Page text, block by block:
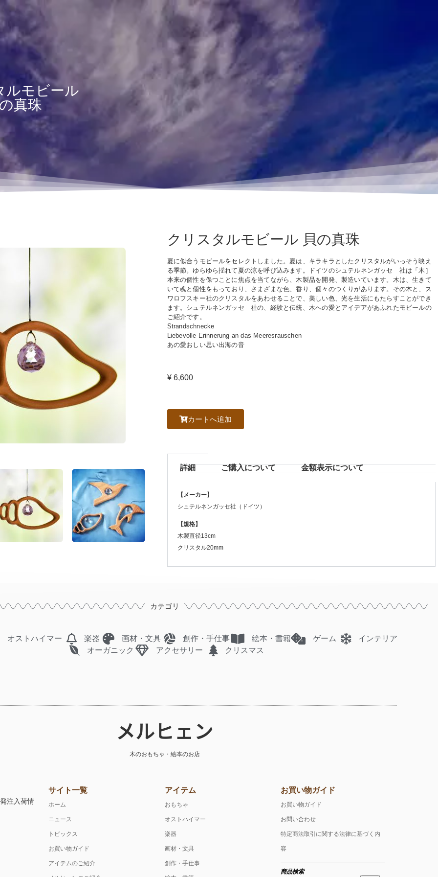
ルモビール
真珠
クリスタルモビール 貝の真珠
夏に似合うモビールをセレクトしました。夏は、キラキラとしたクリスタルがいっそう映え
る季節。ゆらゆら揺れて夏の涼を呼び込みます。ドイツのシュテルネンガッセ 社は「木］
本来の個性を保つことに焦点を当てながら、木製品を開発、製造いています。木は、生きて
いて魂と個性をもっており、さまざまな色、香り、個々のつくりがあります。その木と、ス
ワロフスキー社のクリスタルをあわせることで、美しい色、光を生活にもたらすことができ
ます。シュテルネンガッセ 社の、経験と伝統、木への愛とアイデアがあふれたモビールの
ご紹介です。
Strandschnecke
Liebevolle Erinnerung an das Meeresrauschen
あの愛おしい思い出海の音
¥ 6,600
カートへ追加
詳細 ご購入について ⾦額表⽰について
【メーカー】
シュテルネンガッセ社（ドイツ）
【規格】
木製直径13cm
クリスタル20mm
カテゴリ
オストハイマー 楽器 画材・文具 創作・手仕事 絵本・書籍 ゲーム
インテリア
オーガニック
アクセサリー クリスマス
メルヒェン
木のおもちゃ・絵本のお店
注入荷情
サイト一覧
ホーム
ニュース
トピックス
お買い物ガイド
アイテムのご紹介
アイテム
おもちゃ
オストハイマー
楽器
画材・文具
創作・手仕事
お買い物ガイド
お買い物ガイド
お問い合わせ
特定商法取引に関する法律に基づく内
容
商品検索